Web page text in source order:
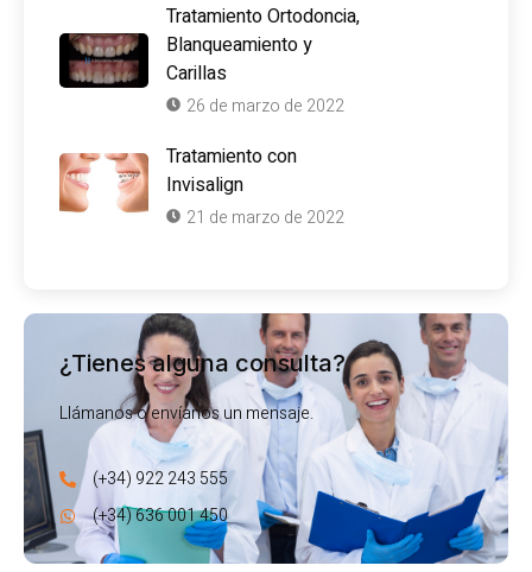
Tratamiento Ortodoncia,
Blanqueamiento y
Carillas
26 de marzo de 2022
Tratamiento con
Invisalign
21 de marzo de 2022
¿Tienes alguna consulta?
Llámanos o envíanos un mensaje.
(+34) 922 243 555
(+34) 636 001 450